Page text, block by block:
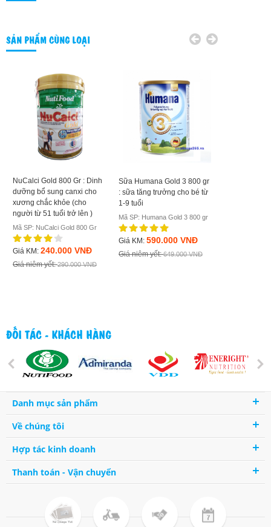
SẢN PHẨM CÙNG LOẠI
NuCalci Gold 800 Gr : Dinh
dưỡng bổ sung canxi cho
xương chắc khỏe (cho
người từ 51 tuổi trở lên )
Mã SP: NuCalci Gold 800 Gr
Giá KM: 240.000 VNĐ
Giá niêm yết:290.000 VNĐ
Sữa Humana Gold 3 800 gr
: sữa tăng trưởng cho bé từ
1-9 tuổi
Mã SP: Humana Gold 3 800 gr
Giá KM: 590.000 VNĐ
Giá niêm yết:649.000 VNĐ
ĐỐI TÁC - KHÁCH HÀNG
Danh mục sản phẩm
Về chúng tôi
Hợp tác kinh doanh
Thanh toán - Vận chuyển